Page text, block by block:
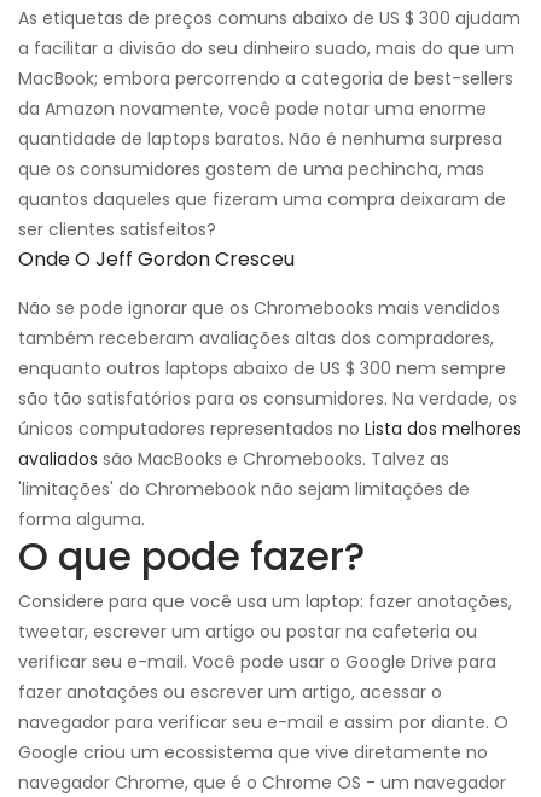
As etiquetas de preços comuns abaixo de US $ 300 ajudam
a facilitar a divisão do seu dinheiro suado, mais do que um
MacBook; embora percorrendo a categoria de best-sellers
da Amazon novamente, você pode notar uma enorme
quantidade de laptops baratos. Não é nenhuma surpresa
que os consumidores gostem de uma pechincha, mas
quantos daqueles que fizeram uma compra deixaram de
ser clientes satisfeitos?
Onde O Jeff Gordon Cresceu
Não se pode ignorar que os Chromebooks mais vendidos
também receberam avaliações altas dos compradores,
enquanto outros laptops abaixo de US $ 300 nem sempre
são tão satisfatórios para os consumidores. Na verdade, os
únicos computadores representados no Lista dos melhores
avaliados são MacBooks e Chromebooks. Talvez as
'limitações' do Chromebook não sejam limitações de
forma alguma.
O que pode fazer?
Considere para que você usa um laptop: fazer anotações,
tweetar, escrever um artigo ou postar na cafeteria ou
verificar seu e-mail. Você pode usar o Google Drive para
fazer anotações ou escrever um artigo, acessar o
navegador para verificar seu e-mail e assim por diante. O
Google criou um ecossistema que vive diretamente no
navegador Chrome, que é o Chrome OS - um navegador